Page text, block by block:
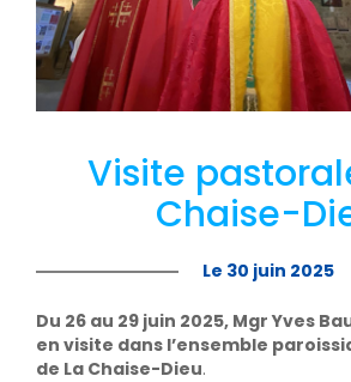
Visite
Chaise-
Le 30 juin 2025
Du 26 au 29 juin 2025, Mgr Yves
en visite dans l’ensemble
de La Chaise-Dieu.